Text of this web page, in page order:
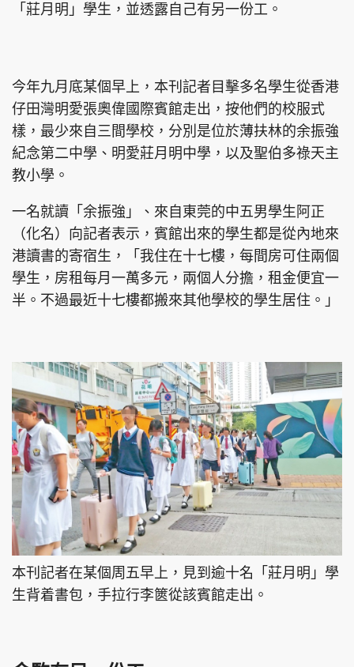
「莊月明」學生，並透露自己有另一份工。
今年九月底某個早上，本刊記者目擊多名學生從香港
仔田灣明愛張奧偉國際賓館走出，按他們的校服式
樣，最少來自三間學校，分別是位於薄扶林的余振強
紀念第二中學、明愛莊月明中學，以及聖伯多祿天主
教小學。
一名就讀「余振強」、來自東莞的中五男學生阿正
（化名）向記者表示，賓館出來的學生都是從內地來
港讀書的寄宿生，「我住在十七樓，每間房可住兩個
學生，房租每月一萬多元，兩個人分擔，租金便宜一
半。不過最近十七樓都搬來其他學校的學生居住。」
本刊記者在某個周五早上，見到逾十名「莊月明」學
生背着書包，手拉行李篋從該賓館走出。